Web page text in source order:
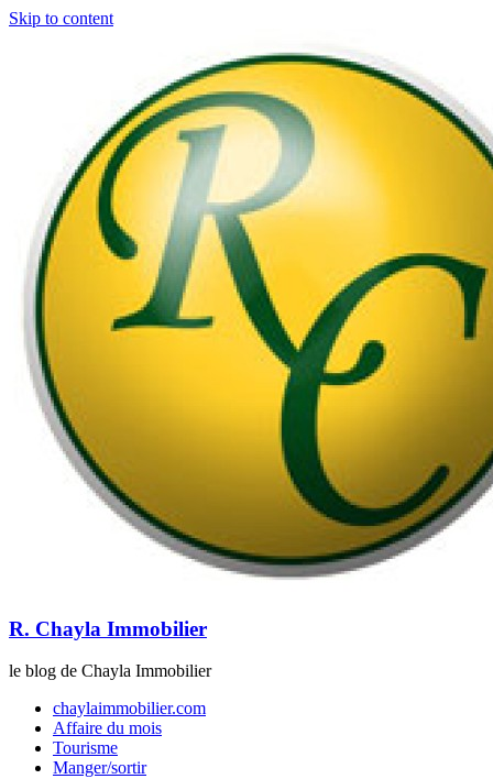
Skip to content
R. Chayla Immobilier
le blog de Chayla Immobilier
chaylaimmobilier.com
Affaire du mois
Tourisme
Manger/sortir